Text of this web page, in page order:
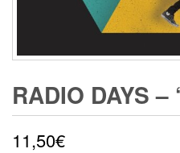
RADIO DAYS –
11,50€